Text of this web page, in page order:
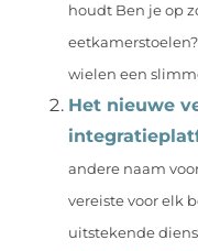
houdt Ben je op
wielen een
Het nieuwe
andere naam
vereiste voor elk
uitstekende